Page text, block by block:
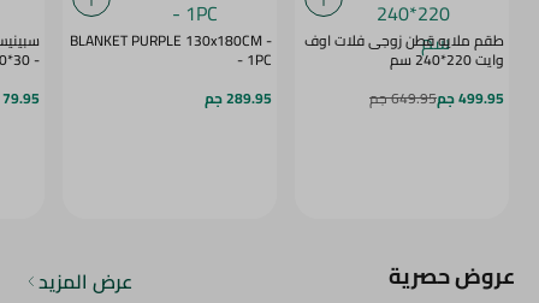
طقم ملايه قطن زوجى فلات اوف
وايت 220*240 سم
499.95 جم
649.95 جم
- BLANKET PURPLE 130x180CM
- 1PC
289.95 جم
- 30*30
79.95 جم
عروض حصرية عرض المزيد